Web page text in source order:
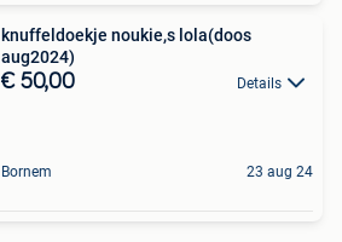
knuffeldoekje noukie,s lola(doos
aug2024)
€ 50,00 Details
Bornem 23 aug 24